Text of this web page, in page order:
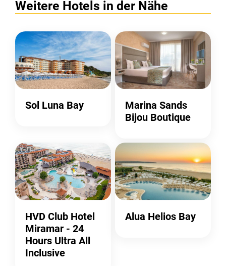
Weitere Hotels in der Nähe
Sol Luna Bay
Marina Sands
Bijou Boutique
HVD Club Hotel
Miramar - 24
Hours Ultra All
Inclusive
Alua Helios Bay